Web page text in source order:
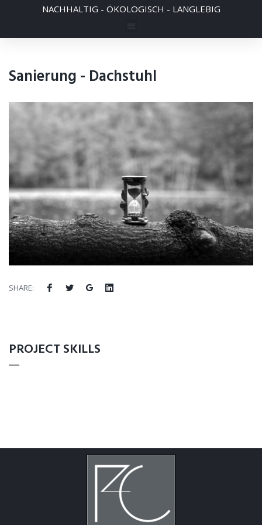
NACHHALTIG - ÖKOLOGISCH - LANGLEBIG
Sanierung - Dachstuhl
SHARE:
PROJECT SKILLS